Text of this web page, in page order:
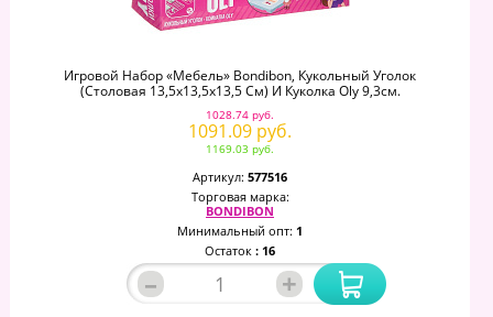
Игровой Набор «Мебель» Bondibon, Кукольный Уголок
(Столовая 13,5х13,5х13,5 См) И Куколка Oly 9,3см.
1028.74 руб.
1091.09 руб.
1169.03 руб.
Артикул: 577516
Торговая марка:
BONDIBON
Минимальный опт: 1
Остаток : 16
– +